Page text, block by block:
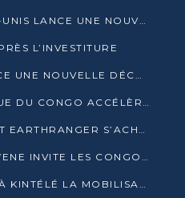
L’AMBASSADE DES ÉTATS-UNIS LANCE UNE NOUVELLE COHORTE DU PROGRAMME ACCESS MICRO-SCHOLARSHIP
L’INVESTITURE
TOTAL ENERGIES ANNONCE UNE NOUVELLE DÉCOUVERTE D’HYDROCARBURES SUR LE PERMIS MOHO AU LARGE DU CONGO
HUAWEI ET LA RÉPUBLIQUE DU CONGO ACCÉLÈRENT LEUR PARTENARIAT
BIODIVERSITÉ : LE PROJET EARTHRANGER S’ACHÈVE, MAIS LES DÉFIS DEMEURENT
LE FAN CLUB KANDZA MWENE INVITE LES CONGOLAIS À UNE FORTE AFFLUENCE AU STADE DE KINTÉLÉ
NINON GOUAMBA LANCE À KINTÉLÉ LA MOBILISATION POUR L’INVESTITURE DR DSN